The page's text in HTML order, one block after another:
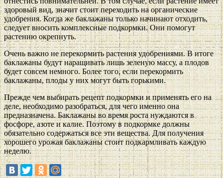
здоровый вид, значит стоит переходить на органические
удобрения. Когда же баклажаны только начинают отходить,
следует вносить комплексные подкормки. Они помогут
растению окрепнуть.
Очень важно не перекормить растения удобрениями. В итоге
баклажаны будут наращивать лишь зеленую массу, а плодов
будет совсем немного. Более того, если перекормить
баклажаны, плоды у них могут быть горькими.
Прежде чем выбирать рецепт подкормки и применять его на
деле, необходимо разобраться, для чего именно она
предназначена. Баклажаны во время роста нуждаются в
фосфоре, азоте и калие. Поэтому в подкормке должны
обязательно содержаться все эти вещества. Для получения
хорошего урожая баклажаны стоит подкармливать каждую
неделю.